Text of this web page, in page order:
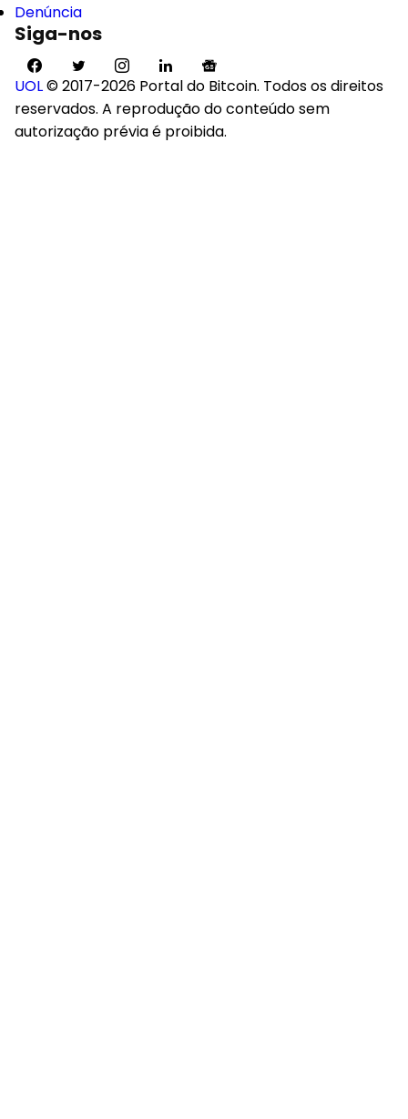
Denúncia
Siga-nos
UOL© 2017-2026 Portal do Bitcoin. Todos os direitos
reservados. A reprodução do conteúdo sem
autorização prévia é proibida.